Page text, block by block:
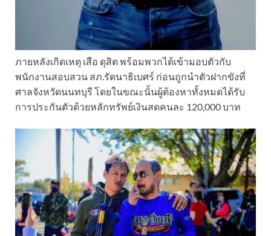
ภายหลังเกิดเหตุ เสือ ดุสิต พร้อมพวกได้เข้ามอบตัวกับ
พนักงานสอบสวน สภ.รัตนาธิเบศร์ ก่อนถูกนำตัวฝากขังที่
ศาลจังหวัดนนทบุรี โดยในขณะนั้นผู้ต้องหาทั้งหมดได้รับ
การประกันตัวด้วยหลักทรัพย์เงินสดคนละ 120,000 บาท